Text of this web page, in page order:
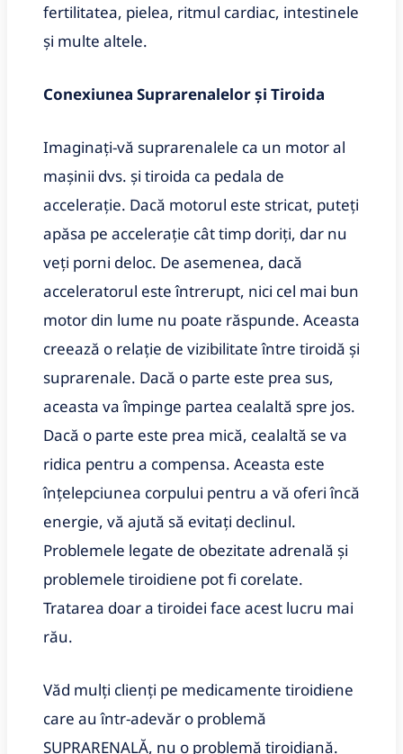
fertilitatea, pielea, ritmul cardiac, intestinele
și multe altele.
Conexiunea Suprarenalelor și Tiroida
Imaginați-vă suprarenalele ca un motor al
mașinii dvs. și tiroida ca pedala de
accelerație. Dacă motorul este stricat, puteți
apăsa pe accelerație cât timp doriți, dar nu
veți porni deloc. De asemenea, dacă
acceleratorul este întrerupt, nici cel mai bun
motor din lume nu poate răspunde. Aceasta
creează o relație de vizibilitate între tiroidă și
suprarenale. Dacă o parte este prea sus,
aceasta va împinge partea cealaltă spre jos.
Dacă o parte este prea mică, cealaltă se va
ridica pentru a compensa. Aceasta este
înțelepciunea corpului pentru a vă oferi încă
energie, vă ajută să evitați declinul.
Problemele legate de obezitate adrenală și
problemele tiroidiene pot fi corelate.
Tratarea doar a tiroidei face acest lucru mai
rău.
Văd mulți clienți pe medicamente tiroidiene
care au într-adevăr o problemă
SUPRARENALĂ, nu o problemă tiroidiană.